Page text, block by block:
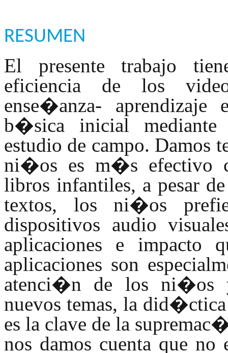
RESUMEN
El presente trabajo
eficiencia de los
ense�anza-
b�sica inicial
estudio de campo. Damos
ni�os es m�s efectivo
libros infantiles, a pesar
textos, los ni�os
dispositivos audio
aplicaciones e impacto
aplicaciones son
atenci�n de los ni�os
nuevos temas, la
es la clave de la
nos damos cuenta que